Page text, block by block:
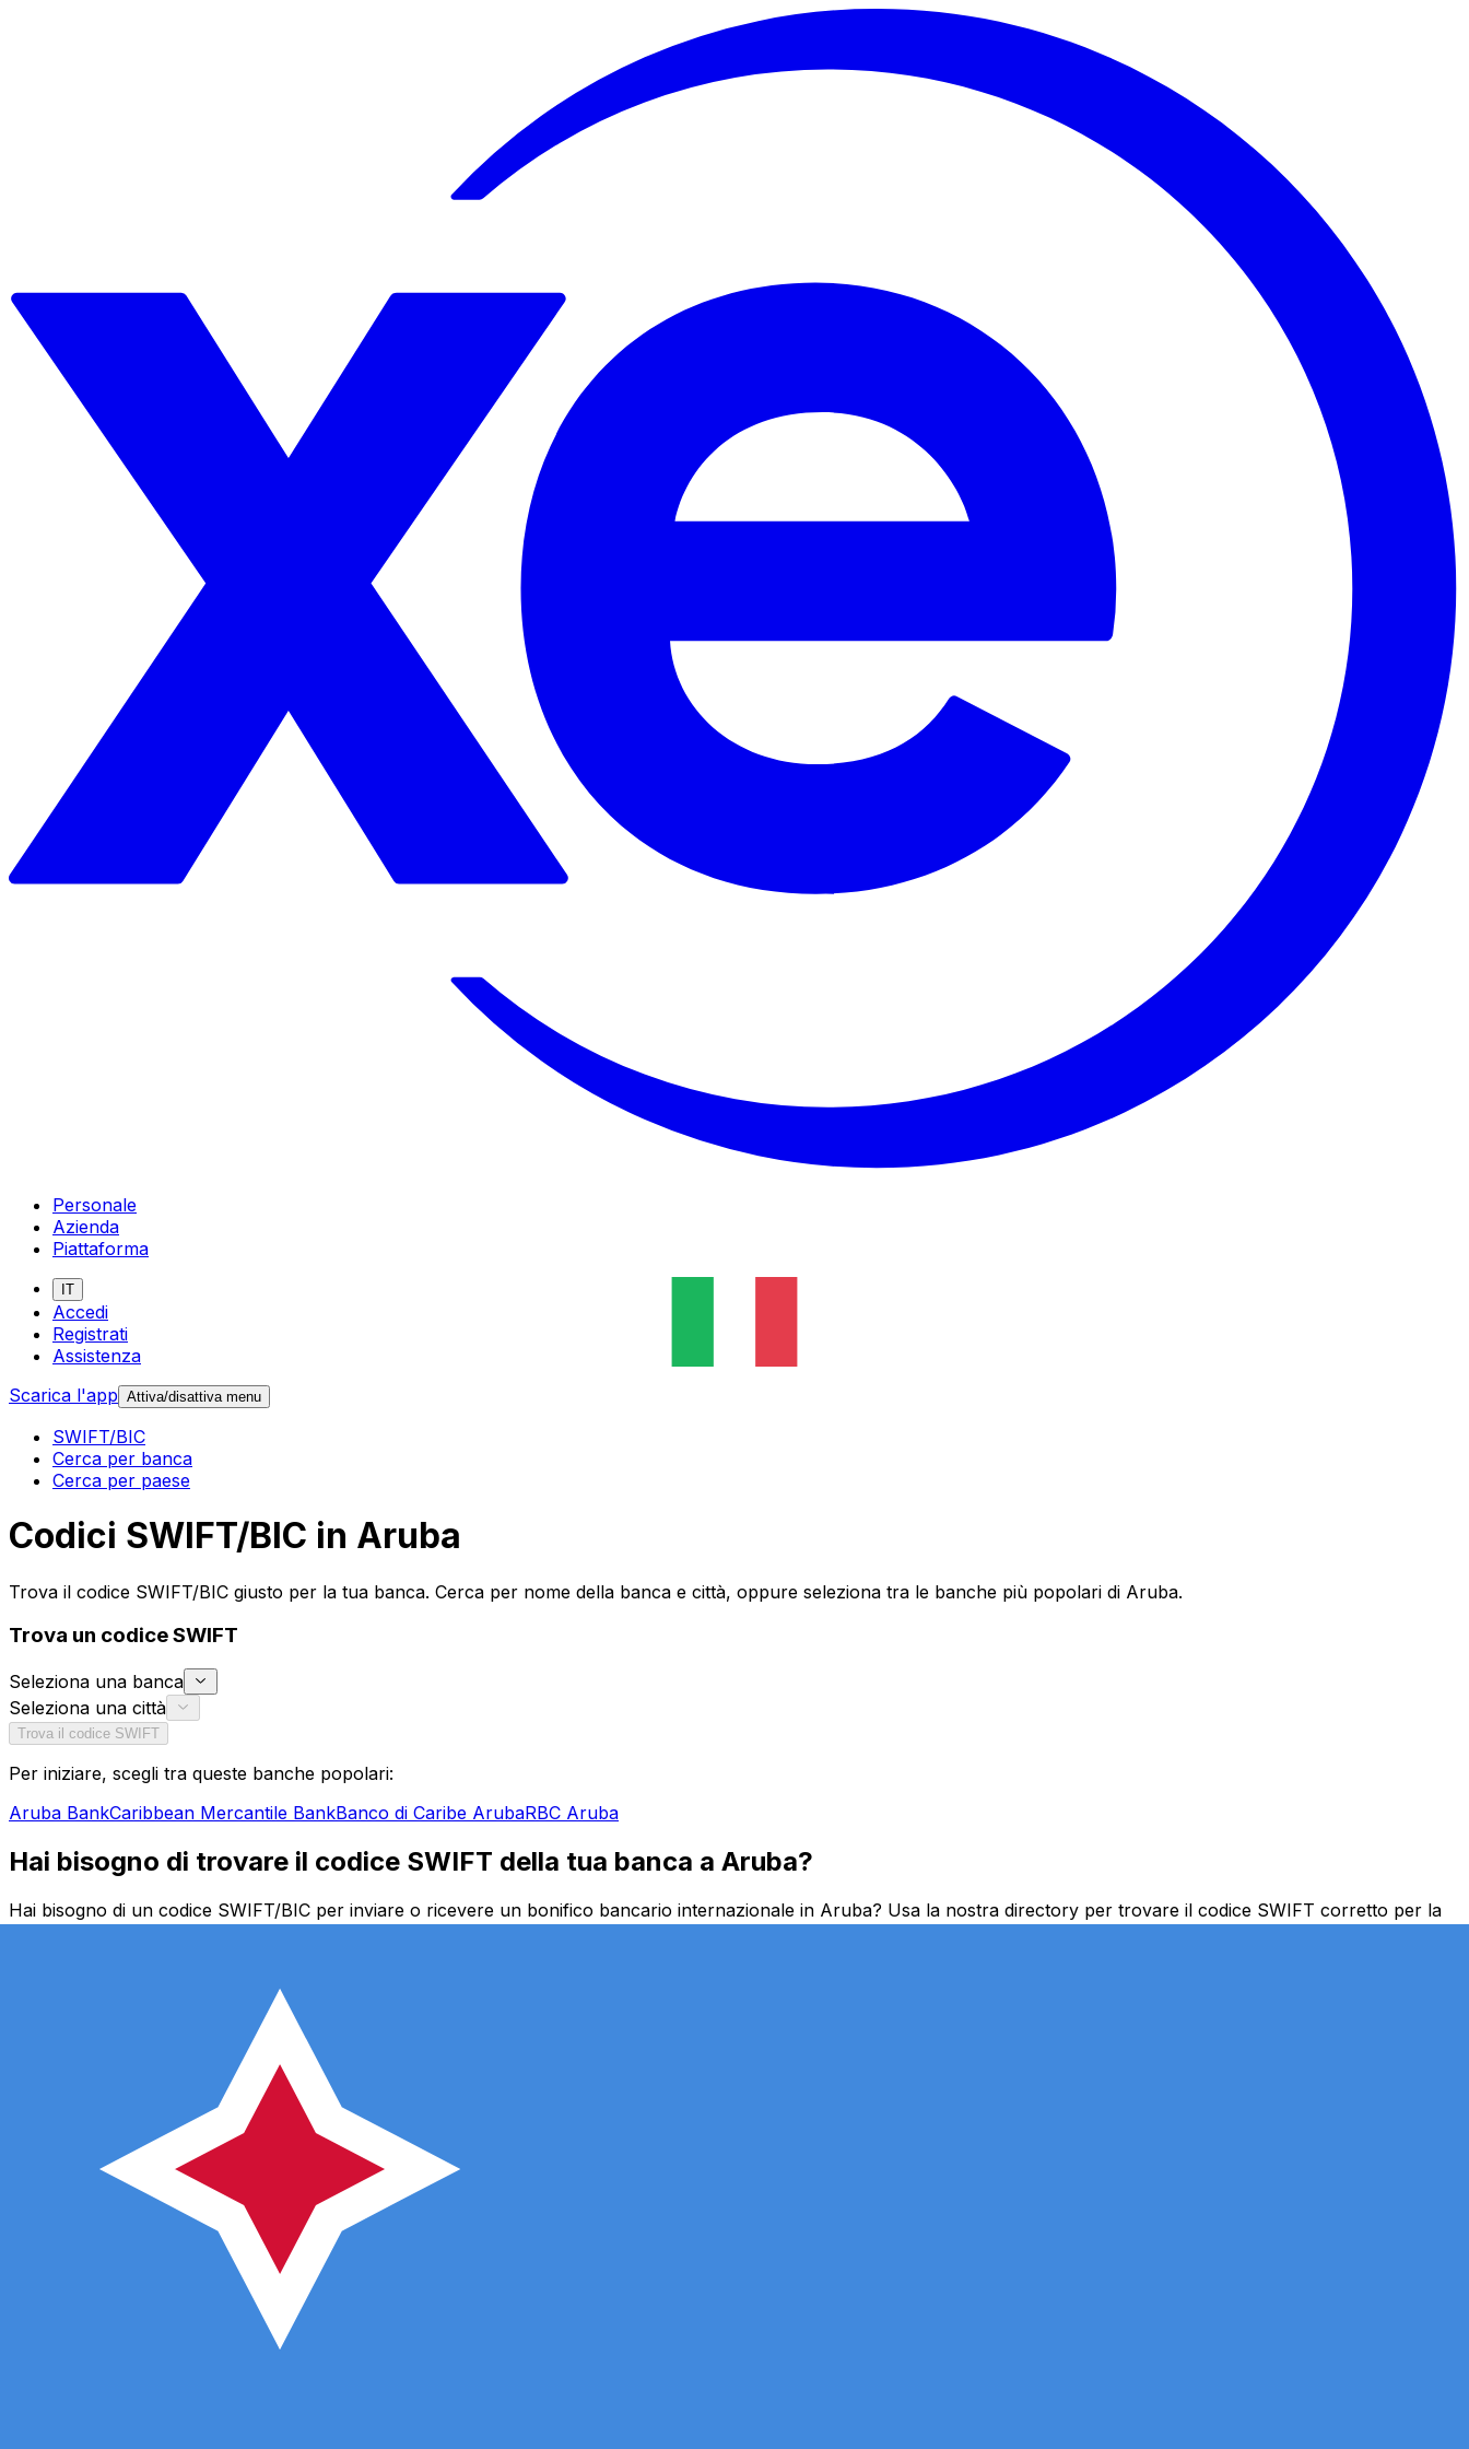
Personale
Azienda
Piattaforma
IT
Accedi
Registrati
Assistenza
Scarica l'app Attiva/disattiva menu
SWIFT/BIC
Cerca per banca
Cerca per paese
Codici SWIFT/BIC in Aruba
Trova il codice SWIFT/BIC giusto per la tua banca. Cerca per nome della banca e città, oppure seleziona tra le banche più popolari di Aruba.
Trova un codice SWIFT
Seleziona una banca
Seleziona una città
Trova il codice SWIFT
Per iniziare, scegli tra queste banche popolari:
Aruba BankCaribbean Mercantile BankBanco di Caribe ArubaRBC Aruba
Hai bisogno di trovare il codice SWIFT della tua banca a Aruba?
Hai bisogno di un codice SWIFT/BIC per inviare o ricevere un bonifico bancario internazionale in Aruba? Usa la nostra directory per trovare il codice SWIFT corretto per la
tua banca e la filiale specifica. Che tu stia trasferendo denaro al Aruba o inviando fondi all'estero, avere il codice SWIFT corretto è essenziale per trasferimenti affidabili.
Confrontaci con la tua banca e scopri i risparmi. I nostri tassi
Invia denaro
tutte le commissioni in anticipo